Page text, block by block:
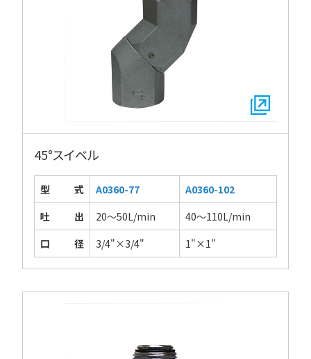
45°スイベル
型式 A0360-77
A0360-102
吐出
20～50L/min
40～110L/min
口径
3/4"×3/4" 1"×1"